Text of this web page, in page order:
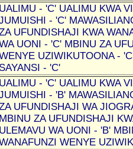
UALIMU - 'C' UALIMU KWA
- 'C'
UFUNDISHAJI KWA
UONI - 'C' MBINU ZA
UZIWIKUTOONA -
SAYANSI - 'C'
UALIMU - 'C' UALIMU KWA
- 'B'
UFUNDISHAJI WA
MBINU ZA UFUNDISHAJI
ULEMAVU WA UONI - 'B'
WENYE